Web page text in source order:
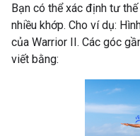
Bạn có thể xác định tư
nhiều khớp. Cho ví dụ:
của Warrior II. Các góc
viết bằng: